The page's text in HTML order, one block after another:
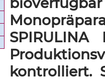
kontrolliert.